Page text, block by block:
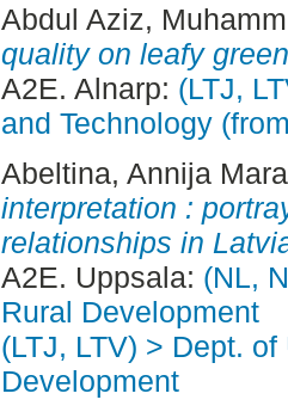
Abdul Aziz,
quality on leafy
A2E. Alnarp: (LTJ,
and Technology
Abeltina, Annija Mara
interpretation :
relationships in
A2E. Uppsala: (NL,
Rural Development
(LTJ, LTV) > Dept.
Development